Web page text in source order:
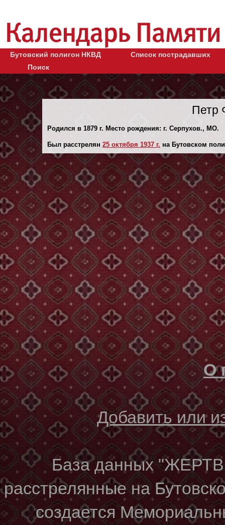
Бутовский полигон НКВД
Список пострадавших
Поиск
Петр
Родился в 1879 г. Место рождения: г. Серпухов., МО.
Был расстрелян 25 октября 1937 г. на Бутовском
О
Добавить или
База данных
расстрелянные на
создается